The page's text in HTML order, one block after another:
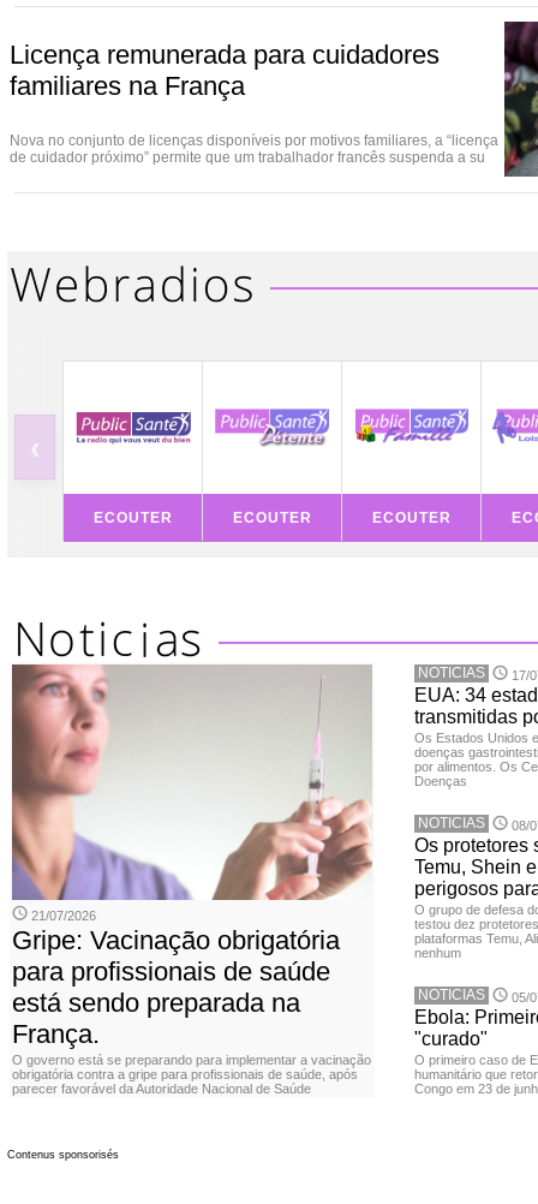
Licença remunerada para cuidadores
familiares na França
Nova no conjunto de licenças disponíveis por motivos familiares, a “licença
de cuidador próximo” permite que um trabalhador francês suspenda a su
‹
ECOUTER ECOUTER ECOUTER
21/07/2026
Gripe: Vacinação obrigatória
para profissionais de saúde
está sendo preparada na
França.
O governo está se preparando para implementar a vacinação
obrigatória contra a gripe para profissionais de saúde, após
parecer favorável da Autoridade Nacional de Saúde
NOTICIAS 17/
EUA: 34
transmitidas
Os Estados Unidos
doenças
por alimentos. Os
Doenças
NOTICIAS 08/
Os protetores
Temu, Shein
perigosos
O grupo de defesa
testou dez
plataformas Temu,
nenhum
NOTICIAS 05/
Ebola:
"curado"
O primeiro caso de
humanitário que
Congo em 23 de
Contenus sponsorisés